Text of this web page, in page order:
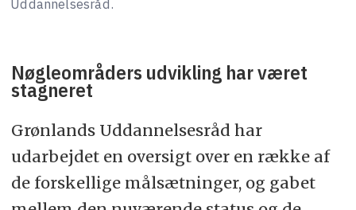
Uddannelsesråd.
Nøgleområders udvikling har været
stagneret
Grønlands Uddannelsesråd har
udarbejdet en oversigt over en række af
de forskellige målsætninger, og gabet